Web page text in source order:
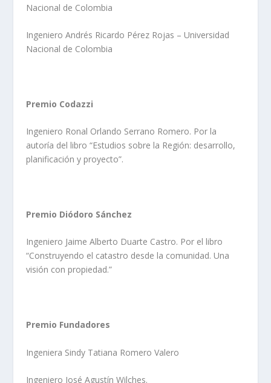
Nacional de Colombia
Ingeniero Andrés Ricardo Pérez Rojas – Universidad
Nacional de Colombia
Premio Codazzi
Ingeniero Ronal Orlando Serrano Romero. Por la
autoría del libro “Estudios sobre la Región: desarrollo,
planificación y proyecto”.
Premio Diódoro Sánchez
Ingeniero Jaime Alberto Duarte Castro. Por el libro
“Construyendo el catastro desde la comunidad. Una
visión con propiedad.”
Premio Fundadores
Ingeniera Sindy Tatiana Romero Valero
Ingeniero José Agustín Wilches.